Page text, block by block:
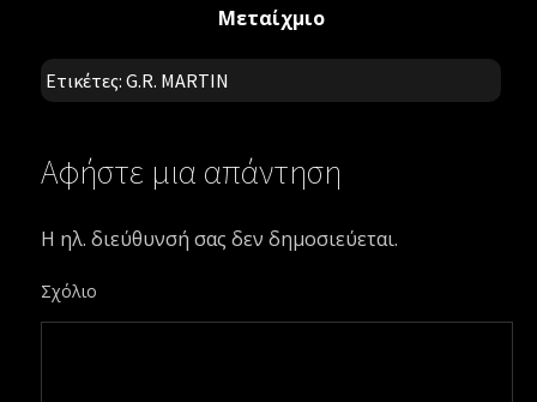
Μεταίχμιο
Ετικέτες:G.R. MARTIN
Αφήστε μια απάντηση
Η ηλ. διεύθυνσή σας δεν δημοσιεύεται.
Σχόλιο